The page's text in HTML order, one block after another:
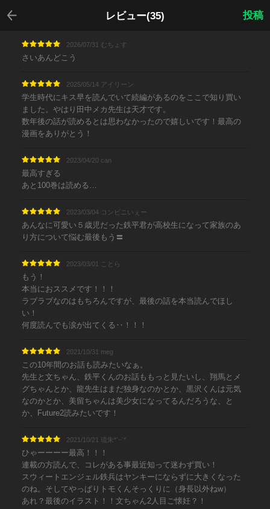
レビュー(35)
戻る
投稿
2026/07/31 むちょす
さいあんどこう
2025/05/14 アイリーン
学生時代にキス早を読んでいて続編があるのをここで知り買い
ました。やはり田中メカ先生は天才です。
数年後の話が読めるとは思わなかったので嬉しいです！最高の
漫画をありがとう！
2023/04/20 can
最高すぎる
あと100巻は読める…
2023/03/04 コンビニいぇー
あんなに可愛い５歳児だった鉄平君が高校生になって家族のあ
り方について悩む最後もう〓
2023/03/01 ことら
もう！
本当におススメです！！！
ラブラブなのはもちろんですが、最後の話を本当読んでほし
い！
何度読んでも涙が出てくる‥！！！
2021/10/31 meg
この10年間のお話も読みたいなぁ。
先生と文ちゃん、鉄平くんのお話ももっと見たいし、翔馬とメ
グちゃんとか、龍先生はまだ独身なのかとか、黒沢くんは元気
なのかとか、美留ちゃんは美少女になってるんだろうな、と
か、Future2読みたいです！
2021/10/21 琉朱*ˊᵕˋ*
ひゃーーーー最高！！！
連載の方読んで、コレがある事最近知って迷わず買い！
スウィートエンジェル鉄兵はヤンキーにならずに大きくなった
のね。そしてやっぱりトモくんそっくりに（身長以外ねw）
あれ？最後のイラスト！！文ちゃん2人目ご懐妊？！